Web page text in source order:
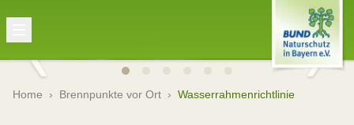
Home › Brennpunkte vor Ort › Wasserrahmenrichtlinie